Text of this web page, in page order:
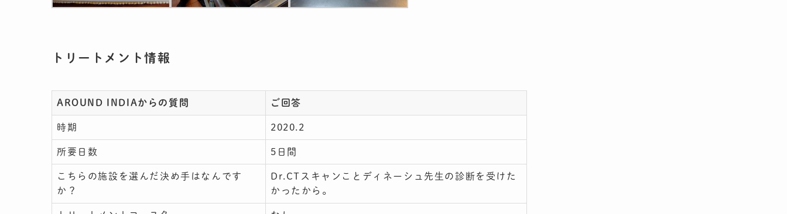
トリートメント情報
AROUND INDIAからの質問 ご回答
時期 2020.2
所要日数 5日間
こちらの施設を選んだ決め手はなんです
か？
Dr.CTスキャンことディネーシュ先生の診断を受けた
かったから。